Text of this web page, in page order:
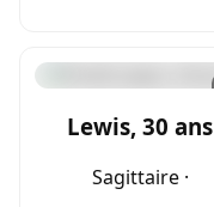
Lewis, 30 ans
Sagittaire ·